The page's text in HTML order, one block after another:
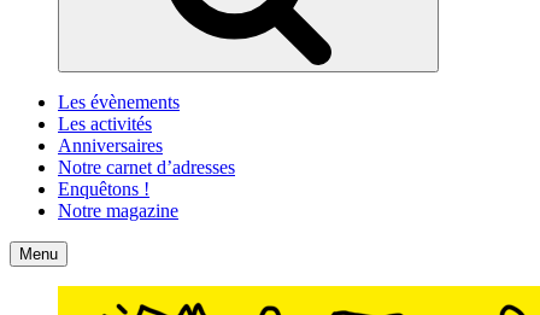
Les évènements
Les activités
Anniversaires
Notre carnet d’adresses
Enquêtons !
Notre magazine
Accueil
Menu Contact